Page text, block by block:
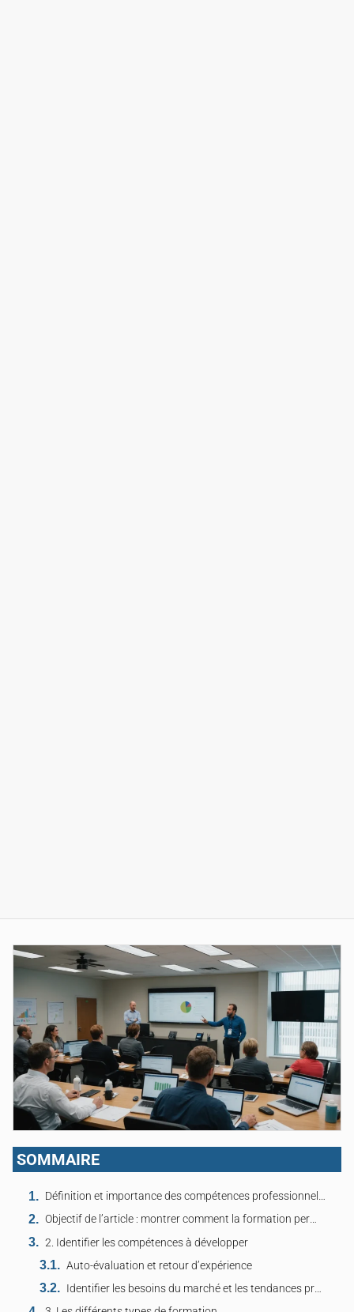
SOMMAIRE
Définition et importance des compétences professionnelles
Objectif de l’article : montrer comment la formation permet de renforcer ces compétences
2. Identifier les compétences à développer
Auto-évaluation et retour d’expérience
Identifier les besoins du marché et les tendances professionnelles